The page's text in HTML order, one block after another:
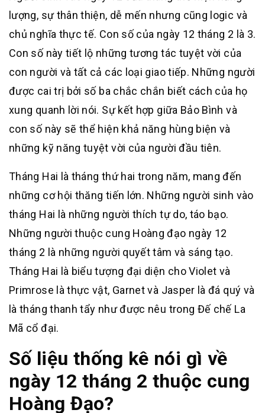
lượng, sự thân thiện, dễ mến nhưng cũng logic và
chủ nghĩa thực tế. Con số của ngày 12 tháng 2 là 3.
Con số này tiết lộ những tương tác tuyệt vời của
con người và tất cả các loại giao tiếp. Những người
được cai trị bởi số ba chắc chắn biết cách của họ
xung quanh lời nói. Sự kết hợp giữa Bảo Bình và
con số này sẽ thể hiện khả năng hùng biện và
những kỹ năng tuyệt vời của người đầu tiên.
Tháng Hai là tháng thứ hai trong năm, mang đến
những cơ hội thăng tiến lớn. Những người sinh vào
tháng Hai là những người thích tự do, táo bạo.
Những người thuộc cung Hoàng đạo ngày 12
tháng 2 là những người quyết tâm và sáng tạo.
Tháng Hai là biểu tượng đại diện cho Violet và
Primrose là thực vật, Garnet và Jasper là đá quý và
là tháng thanh tẩy như được nêu trong Đế chế La
Mã cổ đại.
Số liệu thống kê nói gì về
ngày 12 tháng 2 thuộc cung
Hoàng Đạo?